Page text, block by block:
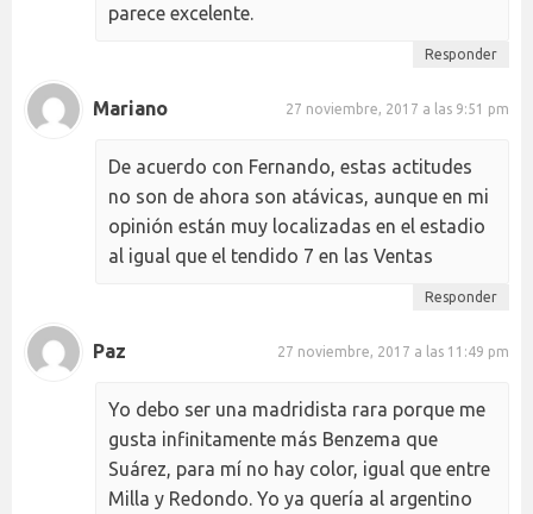
parece excelente.
Responder
Mariano 27 noviembre, 2017 a las 9:51 pm
De acuerdo con Fernando, estas actitudes
no son de ahora son atávicas, aunque en mi
opinión están muy localizadas en el estadio
al igual que el tendido 7 en las Ventas
Responder
Paz 27 noviembre, 2017 a las 11:49 pm
Yo debo ser una madridista rara porque me
gusta infinitamente más Benzema que
Suárez, para mí no hay color, igual que entre
Milla y Redondo. Yo ya quería al argentino